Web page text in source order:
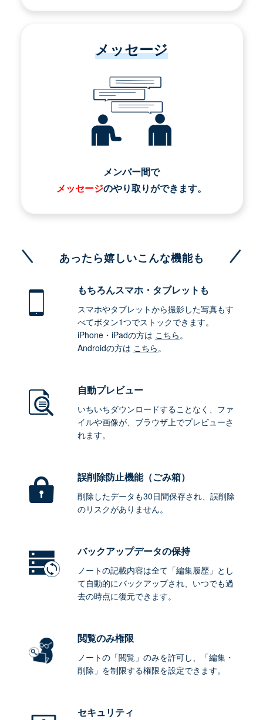
メッセージ
メンバー間で
メッセージのやり取りができます。
あったら嬉しいこんな機能も
もちろんスマホ・タブレットも
スマホやタブレットから撮影した写真もす
べてボタン1つでストックできます。
iPhone・iPadの方は こちら。
Androidの方は こちら。
自動プレビュー
いちいちダウンロードすることなく、ファ
イルや画像が、ブラウザ上でプレビューさ
れます。
誤削除防止機能（ごみ箱）
削除したデータも30日間保存され、誤削除
のリスクがありません。
バックアップデータの保持
ノートの記載内容は全て「編集履歴」とし
て自動的にバックアップされ、いつでも過
去の時点に復元できます。
閲覧のみ権限
ノートの「閲覧」のみを許可し、「編集・
削除」を制限する権限を設定できます。
セキュリティ